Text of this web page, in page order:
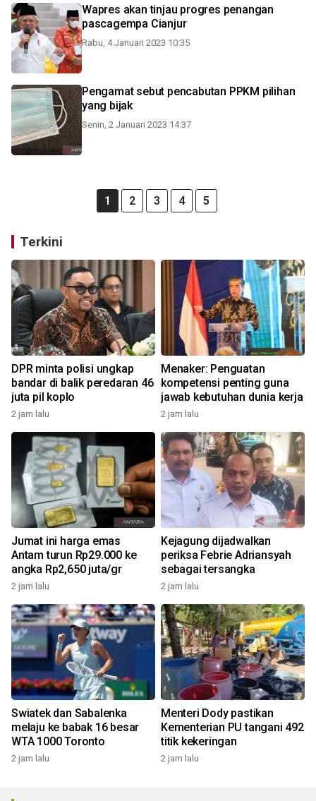
Wapres akan tinjau progres penangan
pascagempa Cianjur
Rabu, 4 Januari 2023 10:35
Pengamat sebut pencabutan PPKM pilihan
yang bijak
Senin, 2 Januari 2023 14:37
1 2 3 4 5
Terkini
DPR minta polisi ungkap
bandar di balik peredaran 46
juta pil koplo
2 jam lalu
Menaker: Penguatan
kompetensi penting guna
jawab kebutuhan dunia kerja
2 jam lalu
Jumat ini harga emas
Antam turun Rp29.000 ke
angka Rp2,650 juta/gr
2 jam lalu
Kejagung dijadwalkan
periksa Febrie Adriansyah
sebagai tersangka
2 jam lalu
Swiatek dan Sabalenka
melaju ke babak 16 besar
WTA 1000 Toronto
2 jam lalu
Menteri Dody pastikan
Kementerian PU tangani 492
titik kekeringan
2 jam lalu